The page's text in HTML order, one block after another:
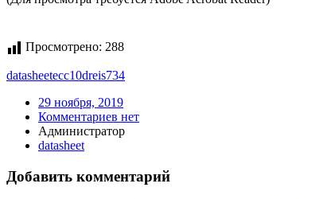
Просмотрено: 288
datasheetecc10dreis734
29 ноября, 2019
Комментариев нет
Администратор
datasheet
Добавить комментарий